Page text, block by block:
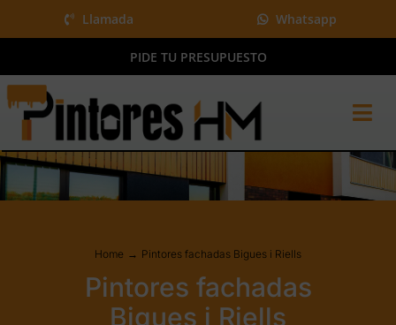
al
Llamada Whatsapp
PIDE TU PRESUPUESTO
Home
Pintura y más
QUIÉNES SOMOS
Home Pintores fachadas Bigues i Riells
Pintores fachadas
Bigues i Riells